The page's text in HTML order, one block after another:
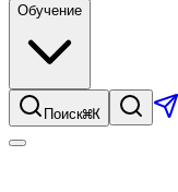
Обучение
Поиск⌘K